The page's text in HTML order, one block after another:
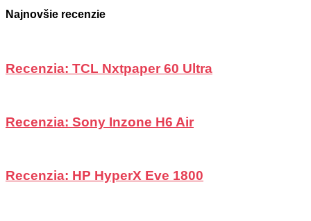
Najnovšie recenzie
Recenzia: TCL Nxtpaper 60 Ultra
Recenzia: Sony Inzone H6 Air
Recenzia: HP HyperX Eve 1800